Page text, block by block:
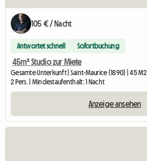
105 € / Nacht
Antwortet schnell Sofortbuchung
45m² Studio zur Miete
Gesamte Unterkunft | Saint-Maurice (1890) | 45 M2
2 Pers. | Mindestaufenthalt: 1 Nacht
Anzeige ansehen